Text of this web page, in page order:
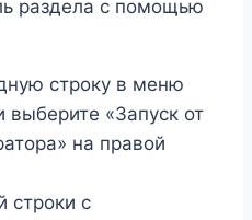
раздела с помощью
строку в меню
выберите «Запуск от
на правой
строки с